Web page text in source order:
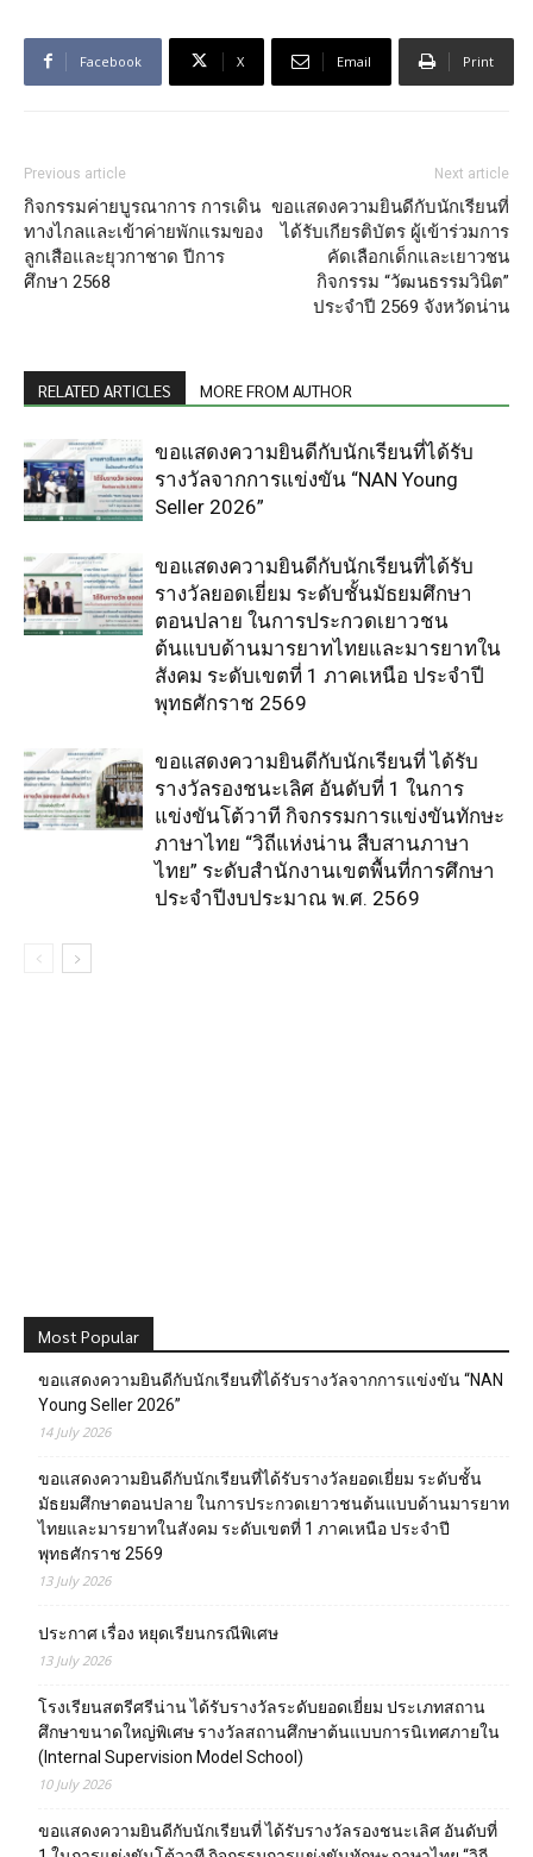
Facebook X Email Print
Previous article
กิจกรรมค่ายบูรณาการ การเดิน
ทางไกลและเข้าค่ายพักแรมของ
ลูกเสือและยุวกาชาด ปีการ
ศึกษา 2568
Next article
ขอแสดงความยินดีกับนักเรียนที่
ได้รับเกียรติบัตร ผู้เข้าร่วมการ
คัดเลือกเด็กและเยาวชน
กิจกรรม “วัฒนธรรมวินิต”
ประจำปี 2569 จังหวัดน่าน
RELATED ARTICLES MORE FROM AUTHOR
ขอแสดงความยินดีกับนักเรียนที่ได้รับ
รางวัลจากการแข่งขัน “NAN Young
Seller 2026”
ขอแสดงความยินดีกับนักเรียนที่ได้รับ
รางวัลยอดเยี่ยม ระดับชั้นมัธยมศึกษา
ตอนปลาย ในการประกวดเยาวชน
ต้นแบบด้านมารยาทไทยและมารยาทใน
สังคม ระดับเขตที่ 1 ภาคเหนือ ประจำปี
พุทธศักราช 2569
ขอแสดงความยินดีกับนักเรียนที่ ได้รับ
รางวัลรองชนะเลิศ อันดับที่ 1 ในการ
แข่งขันโต้วาที กิจกรรมการแข่งขันทักษะ
ภาษาไทย “วิถีแห่งน่าน สืบสานภาษา
ไทย” ระดับสำนักงานเขตพื้นที่การศึกษา
ประจำปีงบประมาณ พ.ศ. 2569
Most Popular
ขอแสดงความยินดีกับนักเรียนที่ได้รับรางวัลจากการแข่งขัน “NAN
Young Seller 2026”
14 July 2026
ขอแสดงความยินดีกับนักเรียนที่ได้รับรางวัลยอดเยี่ยม ระดับชั้น
มัธยมศึกษาตอนปลาย ในการประกวดเยาวชนต้นแบบด้านมารยาท
ไทยและมารยาทในสังคม ระดับเขตที่ 1 ภาคเหนือ ประจำปี
พุทธศักราช 2569
13 July 2026
ประกาศ เรื่อง หยุดเรียนกรณีพิเศษ
13 July 2026
โรงเรียนสตรีศรีน่าน ได้รับรางวัลระดับยอดเยี่ยม ประเภทสถาน
ศึกษาขนาดใหญ่พิเศษ รางวัลสถานศึกษาต้นแบบการนิเทศภายใน
(Internal Supervision Model School)
10 July 2026
ขอแสดงความยินดีกับนักเรียนที่ ได้รับรางวัลรองชนะเลิศ อันดับที่